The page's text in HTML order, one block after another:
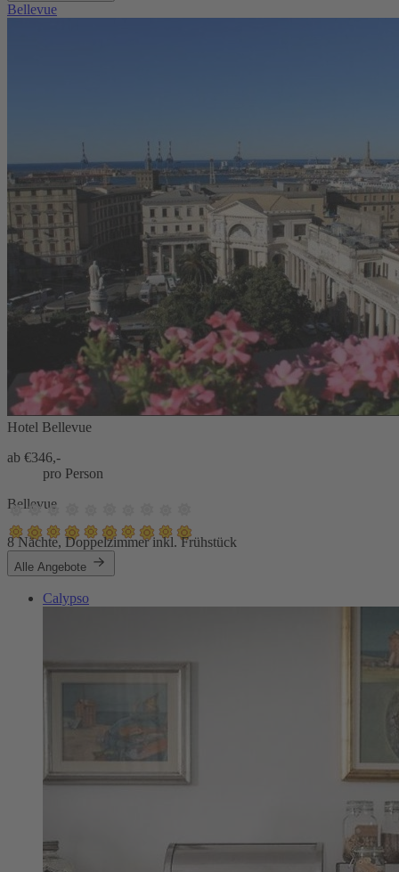
Bellevue
Hotel Bellevue
ab €346,-
pro Person
Bellevue
8 Nächte, Doppelzimmer inkl. Frühstück
Alle Angebote
Calypso